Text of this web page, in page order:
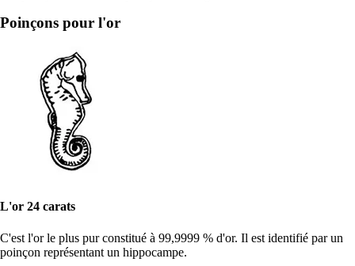
Poinçons pour l'or
L'or 24 carats
C'est l'or le plus pur constitué à 99,9999 % d'or. Il est identifié par un
poinçon représentant un hippocampe.